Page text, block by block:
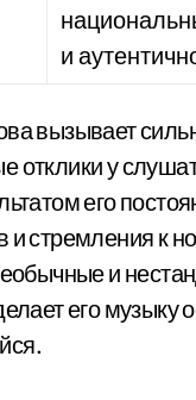
и
вызывает
отклики у
его
и стремления к
и
его музыку